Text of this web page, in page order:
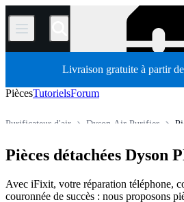
/
Livraison gratuite à partir
PiècesTutorielsForum
Dyson Air Purifier
Purificateur d'air
Boutique
Pièces détachées Dyson
Avec iFixit, votre réparation téléphone,
couronnée de succès : nous proposons